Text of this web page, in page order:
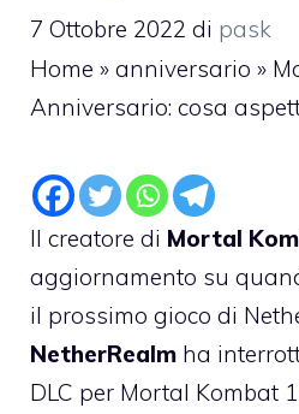
7 Ottobre 2022 di pask
Home » anniversario »
Anniversario: cosa
Il creatore di Mortal
aggiornamento su
il prossimo gioco di
NetherRealm ha
DLC per Mortal Kombat